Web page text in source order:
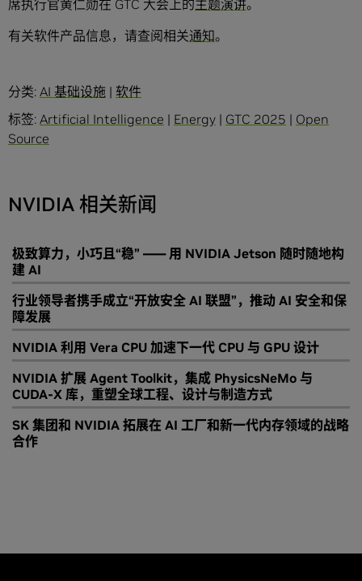
席执行官黄仁勋在 GTC 大会上的主题演讲。
有关软件产品信息，请查阅相关通知。
分类: AI 基础设施 | 软件
标签: Artificial Intelligence | Energy | GTC 2025 | Open
Source
NVIDIA 相关新闻
极致算力，小巧且“稳” —— 用 NVIDIA Jetson 随时随地构
建 AI
行业领导者携手成立“开放安全 AI 联盟”，推动 AI 安全和保
障发展
NVIDIA 利用 Vera CPU 加速下一代 CPU 与 GPU 设计
NVIDIA 扩展 Agent Toolkit，集成 PhysicsNeMo 与
CUDA-X 库，重塑全球工程、设计与制造方式
SK 集团和 NVIDIA 拓展在 AI 工厂和新一代内存领域的战略
合作